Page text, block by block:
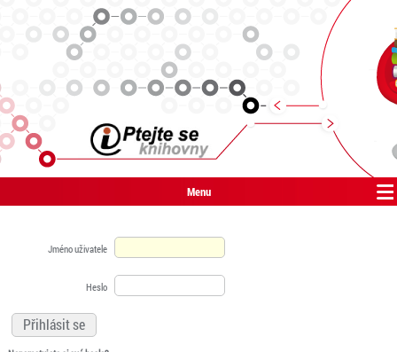
Menu
Jméno uživatele
Heslo